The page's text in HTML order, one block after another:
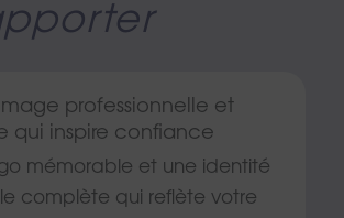
professionnelle et
qui inspire confiance
mémorable et une identité
complète qui reflète votre